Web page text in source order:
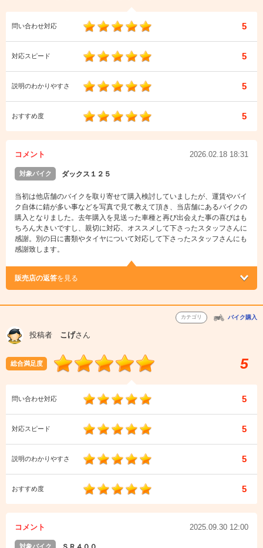
問い合わせ対応 5
対応スピード 5
説明のわかりやすさ 5
おすすめ度 5
コメント 2026.02.18 18:31
対象バイク ダックス１２５
当初は他店舗のバイクを取り寄せて購入検討していましたが、運賃やバイ
ク自体に錆が多い事などを写真で見て教えて頂き、当店舗にあるバイクの
購入となりました。去年購入を見送った車種と再び出会えた事の喜びはも
ちろん大きいですし、親切に対応、オススメして下さったスタッフさんに
感謝。別の日に書類やタイヤについて対応して下さったスタッフさんにも
感謝致します。
販売店の返答を見る
カテゴリ バイク購入
投稿者 こげさん
総合満足度 5
問い合わせ対応 5
対応スピード 5
説明のわかりやすさ 5
おすすめ度 5
コメント 2025.09.30 12:00
対象バイク